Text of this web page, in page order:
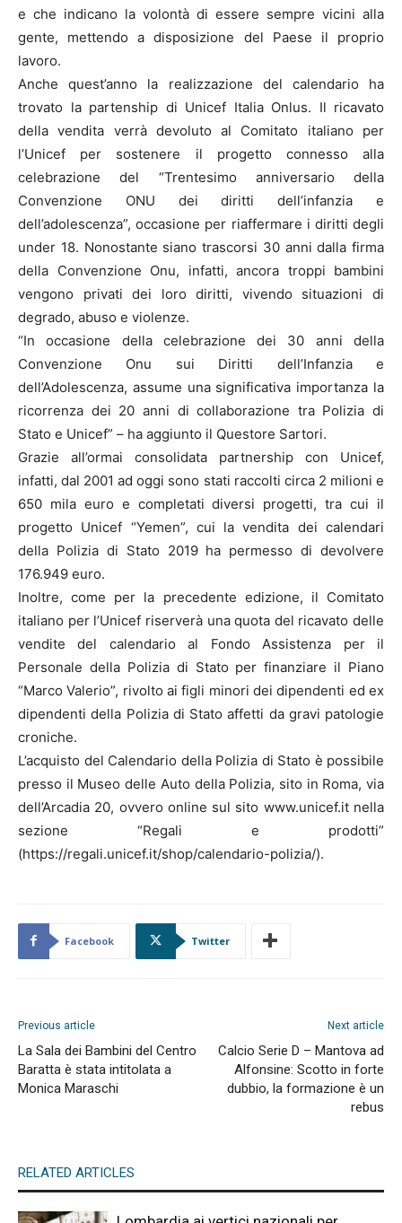
e che indicano la volontà di essere sempre vicini alla
gente, mettendo a disposizione del Paese il proprio
lavoro.
Anche quest’anno la realizzazione del calendario ha
trovato la partenship di Unicef Italia Onlus. Il ricavato
della vendita verrà devoluto al Comitato italiano per
l’Unicef per sostenere il progetto connesso alla
celebrazione del “Trentesimo anniversario della
Convenzione ONU dei diritti dell’infanzia e
dell’adolescenza”, occasione per riaffermare i diritti degli
under 18. Nonostante siano trascorsi 30 anni dalla firma
della Convenzione Onu, infatti, ancora troppi bambini
vengono privati dei loro diritti, vivendo situazioni di
degrado, abuso e violenze.
“In occasione della celebrazione dei 30 anni della
Convenzione Onu sui Diritti dell’Infanzia e
dell’Adolescenza, assume una significativa importanza la
ricorrenza dei 20 anni di collaborazione tra Polizia di
Stato e Unicef” – ha aggiunto il Questore Sartori.
Grazie all’ormai consolidata partnership con Unicef,
infatti, dal 2001 ad oggi sono stati raccolti circa 2 milioni e
650 mila euro e completati diversi progetti, tra cui il
progetto Unicef “Yemen”, cui la vendita dei calendari
della Polizia di Stato 2019 ha permesso di devolvere
176.949 euro.
Inoltre, come per la precedente edizione, il Comitato
italiano per l’Unicef riserverà una quota del ricavato delle
vendite del calendario al Fondo Assistenza per il
Personale della Polizia di Stato per finanziare il Piano
“Marco Valerio”, rivolto ai figli minori dei dipendenti ed ex
dipendenti della Polizia di Stato affetti da gravi patologie
croniche.
L’acquisto del Calendario della Polizia di Stato è possibile
presso il Museo delle Auto della Polizia, sito in Roma, via
dell’Arcadia 20, ovvero online sul sito www.unicef.it nella
sezione “Regali e prodotti”
(https://regali.unicef.it/shop/calendario-polizia/).
Facebook Twitter
Previous article
La Sala dei Bambini del Centro
Baratta è stata intitolata a
Monica Maraschi
Next article
Calcio Serie D – Mantova ad
Alfonsine: Scotto in forte
dubbio, la formazione è un
rebus
RELATED ARTICLES